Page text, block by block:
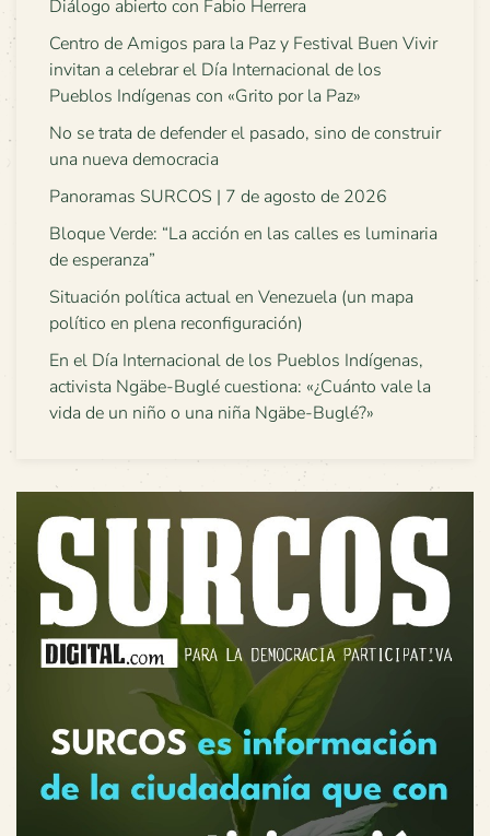
Diálogo abierto con Fabio Herrera
Centro de Amigos para la Paz y Festival Buen Vivir
invitan a celebrar el Día Internacional de los
Pueblos Indígenas con «Grito por la Paz»
No se trata de defender el pasado, sino de construir
una nueva democracia
Panoramas SURCOS | 7 de agosto de 2026
Bloque Verde: “La acción en las calles es luminaria
de esperanza”
Situación política actual en Venezuela (un mapa
político en plena reconfiguración)
En el Día Internacional de los Pueblos Indígenas,
activista Ngäbe-Buglé cuestiona: «¿Cuánto vale la
vida de un niño o una niña Ngäbe-Buglé?»